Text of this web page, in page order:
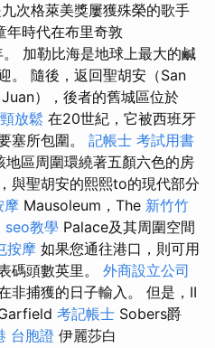
次格萊美獎屢獲殊榮的歌手
年時代在布里奇敦
加勒比海是地球上最大的鹹
。 隨後，返回聖胡安（San
Juan），後者的舊城區位於
放鬆 在20世紀，它被西班牙
塞所包圍。 記帳士 考試用書
地區周圍環繞著五顏六色的房
與聖胡安的熙熙to的現代部分
摩 Mausoleum，The 新竹竹
seo教學 Palace及其周圍空間
按摩 如果您通往港口，則可用
碼頭數英里。 外商設立公司
非捕獲的日子輸入。 但是，II
考記帳士 Sobers爵
台胞證 伊麗莎白